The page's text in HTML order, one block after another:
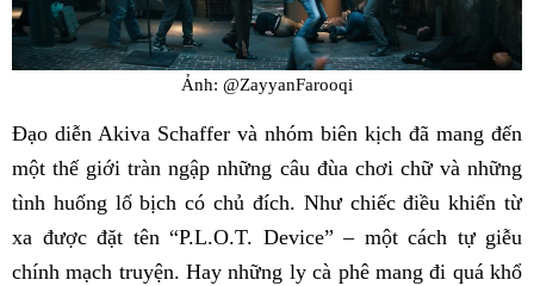
Ảnh: @ZayyanFarooqi
Đạo diễn Akiva Schaffer và nhóm biên kịch đã mang đến
một thế giới tràn ngập những câu đùa chơi chữ và những
tình huống lố bịch có chủ đích. Như chiếc điều khiển từ
xa được đặt tên “P.L.O.T. Device” – một cách tự giễu
chính mạch truyện. Hay những ly cà phê mang đi quá khổ